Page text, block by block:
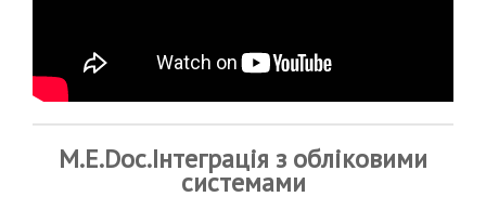
M.E.Doc.Інтеграція з обліковими
системами